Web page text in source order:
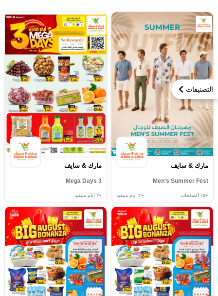
التصنيفات
مارك & سايف
Men's Summer Fest
+١٥ الصفحات +٢ ايام متبقية
مارك & سايف
3 Mega Days
+٢ ايام متبقية